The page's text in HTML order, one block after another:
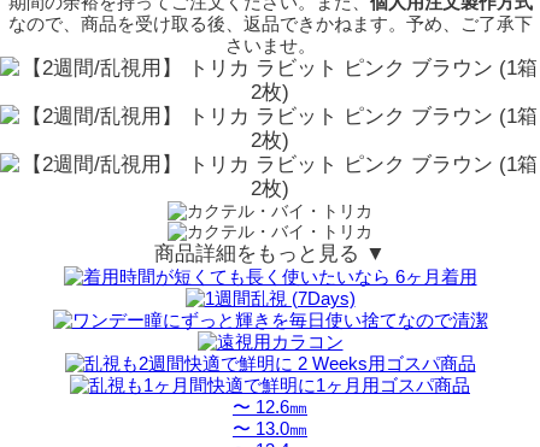
なので、商品を受け取る後、返品できかねます。予め、ご了承下
さいませ。
商品詳細をもっと見る ▼
〜 12.6㎜
〜 13.0㎜